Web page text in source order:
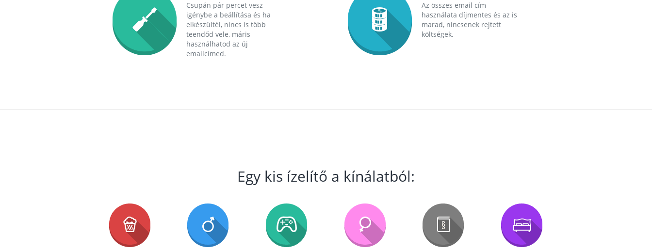
Csupán pár percet vesz
igénybe a beállítása és ha
elkészültél, nincs is több
teendőd vele, máris
használhatod az új
emailcímed.
Az összes email cím
használata díjmentes és az is
marad, nincsenek rejtett
költségek.
Egy kis ízelítő a kínálatból: